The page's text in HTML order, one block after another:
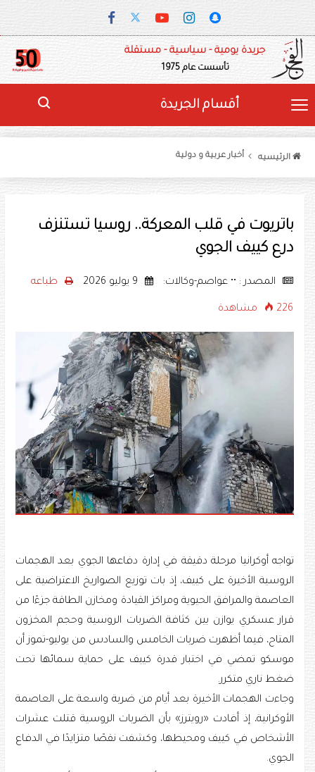
جريدة يومية - سياسية - مستقلة
تأسست عام 1975
أقسام الجريدة
الرئيسيه أخبار عربية و دولية
باتريوت في قلب المعركة.. روسيا تستنزف
درع كييف الجوي
المصدر : •• عواصم-وكالات: طباعه
226 مشاهدة
تواجه أوكرانيا مرحلة دقيقة في إدارة دفاعها الجوي بعد الهجمات
الروسية الأخيرة على كييف، إذ بات توزيع الصواريخ الاعتراضية على
العاصمة والمرافق الحيوية ومراكز القيادة ومخازن الطاقة جزءًا من
قرار عسكري يوازن بين كثافة الضربات الروسية وحجم المخزون
المتاح، فيما أظهرت ضربات الخامس والسادس من يوليو-تموز أن
موسكو تمضي في اختبار قدرة كييف على حماية سمائها تحت
ضغط ناري متكرر.
وجاءت الهجمات الأخيرة بعد أيام من ضربة واسعة على العاصمة
الأوكرانية، إذ أفادت «رويترز» بأن الضربات الروسية قتلت عشرات
الأشخاص في كييف ومحيطها، وكشفت نقصًا متزايدًا في الدفاع
الجوي.